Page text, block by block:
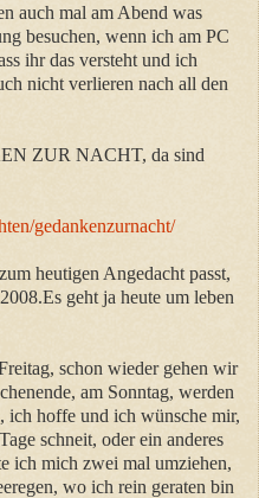
auch mal am Abend was
besuchen, wenn ich am PC
ihr das versteht und ich
nicht verlieren nach all den
ZUR NACHT, da sind
gedankenzurnacht/
heutigen Angedacht passt,
geht ja heute um leben
schon wieder gehen wir
am Sonntag, werden
ich hoffe und ich wünsche mir,
schneit, oder ein anderes
ich mich zwei mal umziehen,
wo ich rein geraten bin